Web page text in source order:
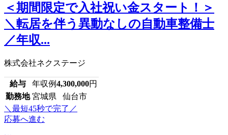
＜期間限定で入社祝い金スタート！＞
＼転居を伴う異動なしの自動車整備士
／年収...
株式会社ネクステージ
給与 年収例4,300,000円
勤務地 宮城県 仙台市
＼最短45秒で完了／
応募へ進む